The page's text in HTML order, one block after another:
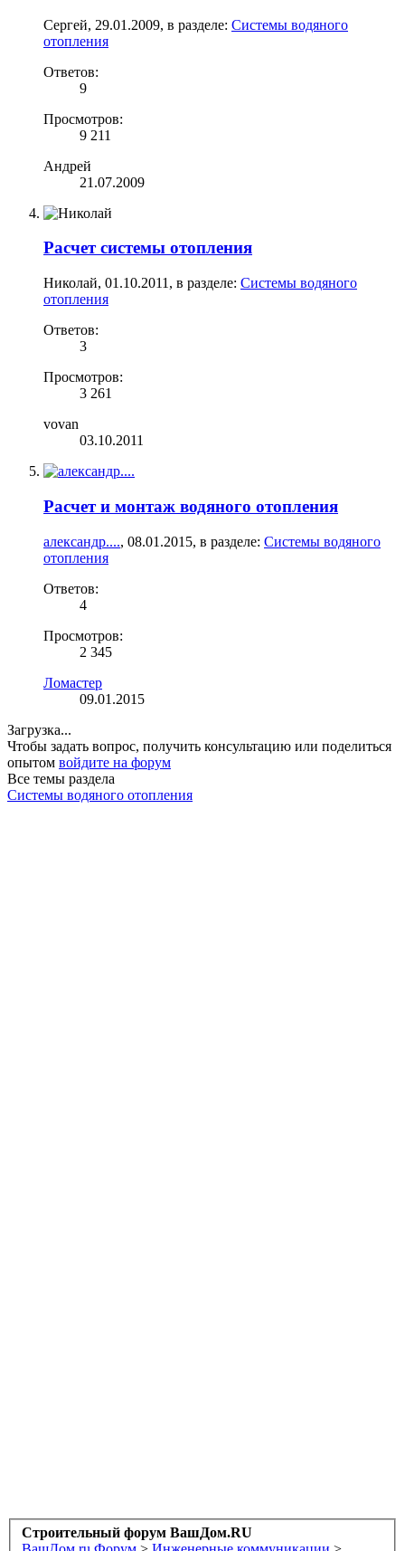
Сергей, 29.01.2009, в разделе: Системы водяного
отопления
Ответов:
9
Просмотров:
9 211
Андрей
21.07.2009
Расчет системы отопления
Николай, 01.10.2011 , в разделе: Системы водяного
отопления
Ответов:
3
Просмотров:
3 261
vovan
03.10.2011
Расчет и монтаж водяного отопления
александр...., 08.01.2015, в разделе: Системы водяного
отопления
Ответов:
4
Просмотров:
2 345
Ломастер
09.01.2015
Загрузка...
Чтобы задать вопрос, получить консультацию или поделиться
опытом войдите на форум
Все темы раздела
Системы водяного отопления
Строительный форум ВашДом.RU